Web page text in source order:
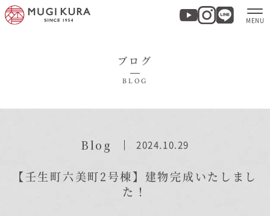
商品紹介
ブログ
BLOG
Blog 2024.10.29
【壬生町六美町2号棟】建物完成いたしまし
た！